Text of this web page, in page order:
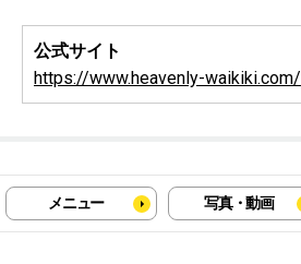
公式サイト
https://www.heavenly-waikiki.com/
メニュー 写真・動画